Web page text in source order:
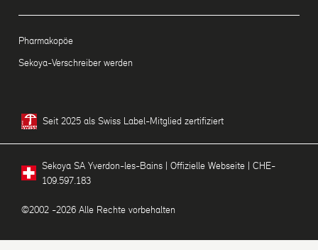
Pharmakopöe
Sekoya-Verschreiber werden
Seit 2025 als Swiss Label-Mitglied zertifiziert
Sekoya SA Yverdon-les-Bains | Offizielle Webseite | CHE-
109.597.183
©2002 -2026 Alle Rechte vorbehalten